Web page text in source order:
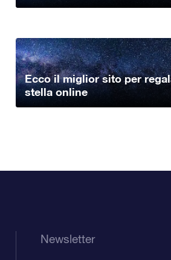
Ecco il miglior sito per
stella online
Newsletter